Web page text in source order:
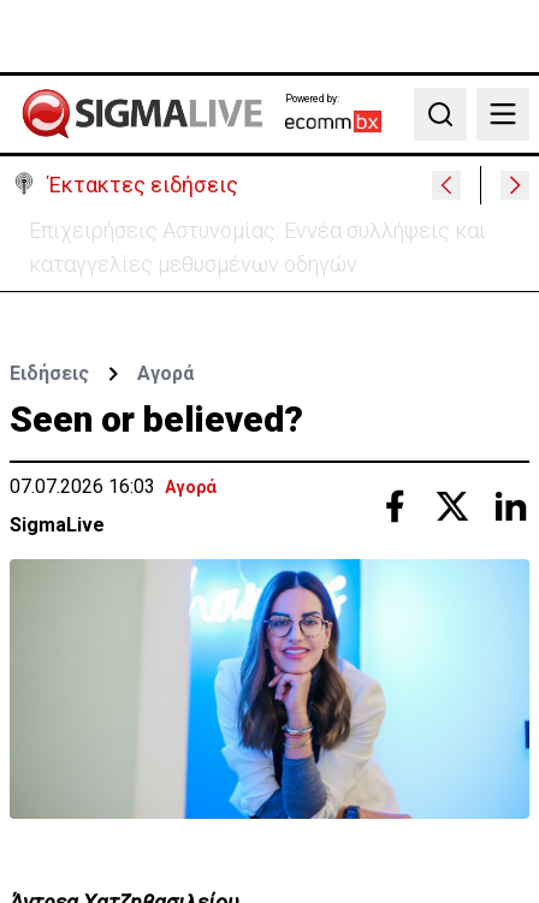
Powered by:
Search
Έκτακτες ειδήσεις
Στα 275 δισ. το κόστος των νέων αμερικανικών
θωρηκτών κλάσης «Τραμπ»
Ειδήσεις Αγορά
Seen or believed?
07.07.2026 16:03 Αγορά
SigmaLive